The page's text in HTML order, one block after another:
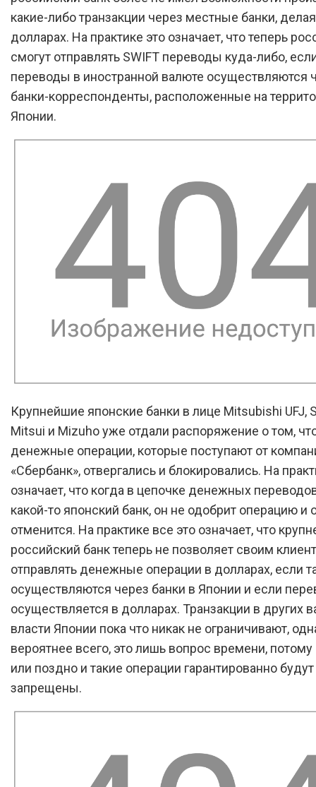
какие-либо транзакции через местные банки,
долларах. На практике это означает, что теперь
смогут отправлять SWIFT переводы куда-либо,
переводы в иностранной валюте осуществляются
банки-корреспонденты, расположенные на
Японии.
Крупнейшие японские банки в лице Mitsubishi UFJ,
Mitsui и Mizuho уже отдали распоряжение о том,
денежные операции, которые поступают от
«Сбербанк», отвергались и блокировались. На
означает, что когда в цепочке денежных
какой-то японский банк, он не одобрит операцию и
отменится. На практике все это означает, что
российский банк теперь не позволяет своим
отправлять денежные операции в долларах, если
осуществляются через банки в Японии и если
осуществляется в долларах. Транзакции в других
власти Японии пока что никак не ограничивают,
вероятнее всего, это лишь вопрос времени, потому
или поздно и такие операции гарантированно будут
запрещены.